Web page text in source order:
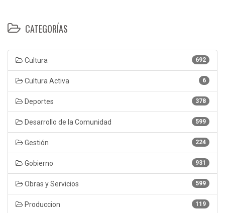
CATEGORÍAS
692
Cultura
6
Cultura Activa
378
Deportes
599
Desarrollo de la Comunidad
224
Gestión
931
Gobierno
599
Obras y Servicios
119
Produccion